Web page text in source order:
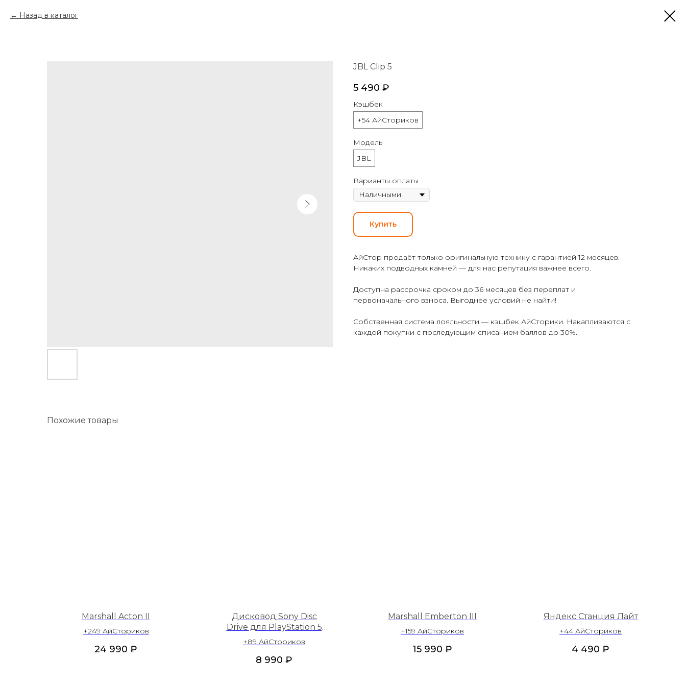
Назад в каталог
JBL Clip 5
5 490 ₽
Кэшбек
+54 АйСториков
Модель
JBL
Варианты оплаты
Купить
АйСтор продаёт только оригинальную технику с гарантией 12 месяцев.
Никаких подводных камней — для нас репутация важнее всего.
Доступна рассрочка сроком до 36 месяцев без переплат и
первоначального взноса. Выгоднее условий не найти!
Собственная система лояльности — кэшбек АйСторики. Накапливаются с
каждой покупки с последующим списанием баллов до 30%.
Похожие товары
Marshall Acton II
+249 АйСториков
24 990 ₽
Дисковод Sony Disc
Drive для PlayStation 5
Slim/Pro
+89 АйСториков
8 990 ₽
Marshall Emberton III
+159 АйСториков
15 990 ₽
Яндекс Станция Лайт
+44 АйСториков
4 490 ₽